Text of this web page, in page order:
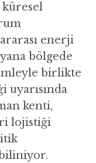
küresel
enerji
bölgede
birlikte
uyarısında
kenti,
lojistiği